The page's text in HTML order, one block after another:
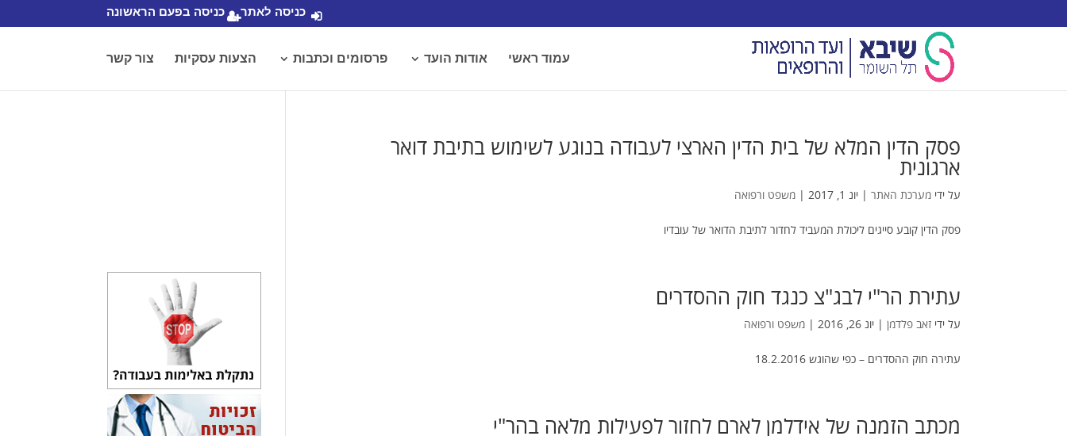
כניסה בפעם הראשונה כניסה לאתר
עמוד ראשי אודות הועד פרסומים וכתבות הצעות עסקיות צור קשר
פסק הדין המלא של בית הדין הארצי לעבודה בנוגע לשימוש בתיבת דואר
ארגונית
על ידימערכת האתר |יונ 1, 2017 |משפט ורפואה
פסק הדין קובע סייגים ליכולת המעביד לחדור לתיבת הדואר של עובדיו
עתירת הר"י לבג"צ כנגד חוק ההסדרים
על ידיזאב פלדמן |יונ 26, 2016 |משפט ורפואה
עתירה חוק ההסדרים – כפי שהוגש 18.2.2016
מכתב הזמנה של אידלמן לארם לחזור לפעילות מלאה בהר"י